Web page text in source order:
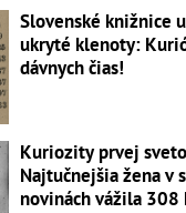
Slovenské knižnice
ukryté klenoty:
dávnych čias!
Kuriozity prvej
Najtučnejšia žena v
novinách vážila 308